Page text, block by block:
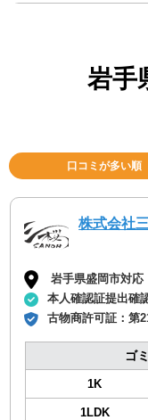
岩手
口コミが多い順
株式会社
岩手県盛岡市対応
本人確認証提出確
古物商許可証：第
ゴ
1K
1LDK